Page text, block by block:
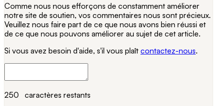
Comme nous nous efforçons de constamment améliorer
notre site de soutien, vos commentaires nous sont précieux.
Veuillez nous faire part de ce que nous avons bien réussi et
de ce que nous pouvons améliorer au sujet de cet article.
Si vous avez besoin d'aide, s'il vous plaît contactez-nous.
250 caractères restants